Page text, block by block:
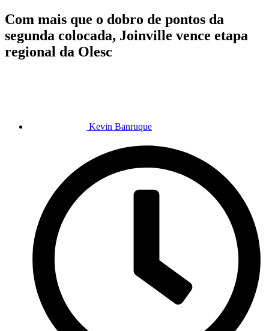
Com mais que o dobro de pontos da
segunda colocada, Joinville vence etapa
regional da Olesc
Kevin Banruque